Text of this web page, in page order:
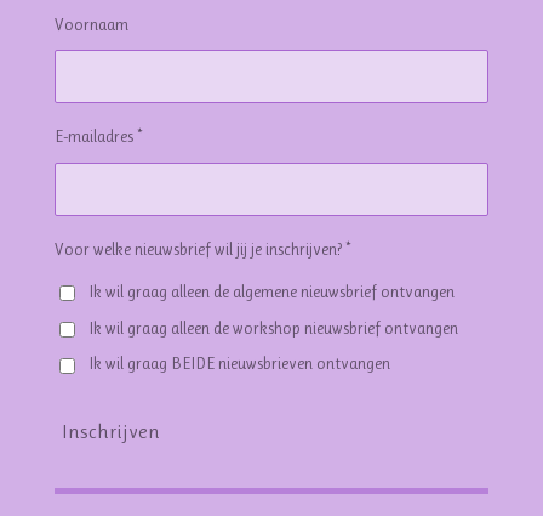
Voornaam
E-mailadres *
Voor welke nieuwsbrief wil jij je inschrijven? *
Ik wil graag alleen de algemene nieuwsbrief ontvangen
Ik wil graag alleen de workshop nieuwsbrief ontvangen
Ik wil graag BEIDE nieuwsbrieven ontvangen
Inschrijven